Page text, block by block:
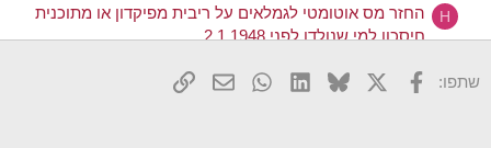
H
החזר מס אוטומטי לגמלאים על ריבית מפיקדון או מתוכנית
חיסכון למי שנולדו לפני 2.1.1948
מיסים
שתפו: פייסבוק
X
Bluesky
LinkedIn
WhatsApp
דואר אלקטרוני